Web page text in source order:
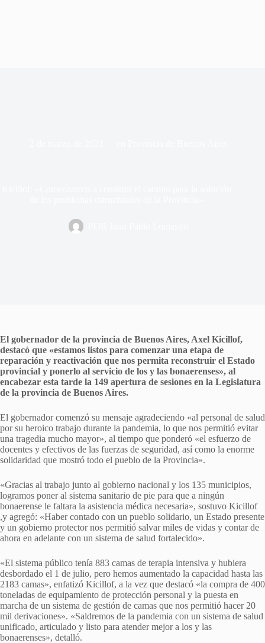
El gobernador de la provincia de Buenos Aires, Axel Kicillof,
destacó que «estamos listos para comenzar una etapa de
reparación y reactivación que nos permita reconstruir el Estado
provincial y ponerlo al servicio de los y las bonaerenses», al
encabezar esta tarde la 149 apertura de sesiones en la Legislatura
de la provincia de Buenos Aires.
El gobernador comenzó su mensaje agradeciendo «al personal de salud
por su heroico trabajo durante la pandemia, lo que nos permitió evitar
una tragedia mucho mayor», al tiempo que ponderó «el esfuerzo de
docentes y efectivos de las fuerzas de seguridad, así como la enorme
solidaridad que mostró todo el pueblo de la Provincia».
«Gracias al trabajo junto al gobierno nacional y los 135 municipios,
logramos poner al sistema sanitario de pie para que a ningún
bonaerense le faltara la asistencia médica necesaria», sostuvo Kicillof
,y agregó: «Haber contado con un pueblo solidario, un Estado presente
y un gobierno protector nos permitió salvar miles de vidas y contar de
ahora en adelante con un sistema de salud fortalecido».
«El sistema público tenía 883 camas de terapia intensiva y hubiera
desbordado el 1 de julio, pero hemos aumentado la capacidad hasta las
2183 camas», enfatizó Kicillof, a la vez que destacó «la compra de 400
toneladas de equipamiento de protección personal y la puesta en
marcha de un sistema de gestión de camas que nos permitió hacer 20
mil derivaciones». «Saldremos de la pandemia con un sistema de salud
unificado, articulado y listo para atender mejor a los y las
bonaerenses», detalló.